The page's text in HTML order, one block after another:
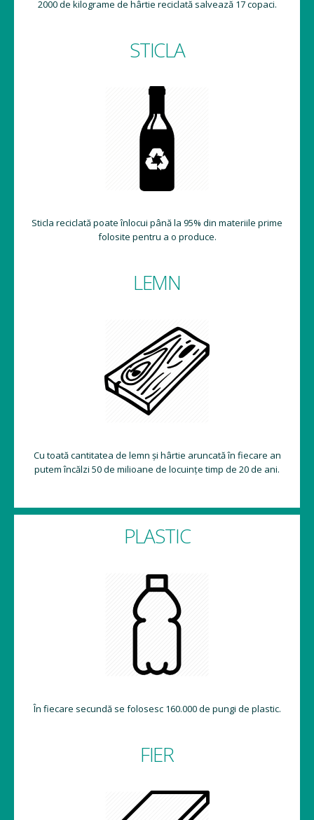
2000 de kilograme de hârtie reciclată salvează 17 copaci.
STICLA
Sticla reciclată poate înlocui până la 95% din materiile prime
folosite pentru a o produce.
LEMN
Cu toată cantitatea de lemn și hârtie aruncată în fiecare an
putem încălzi 50 de milioane de locuințe timp de 20 de ani.
PLASTIC
În fiecare secundă se folosesc 160.000 de pungi de plastic.
FIER